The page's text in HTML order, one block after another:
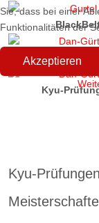
Kyu-
Kyu-Prüfungen
Sie, dass bei einer
Funktionalitäten der
Akzeptieren